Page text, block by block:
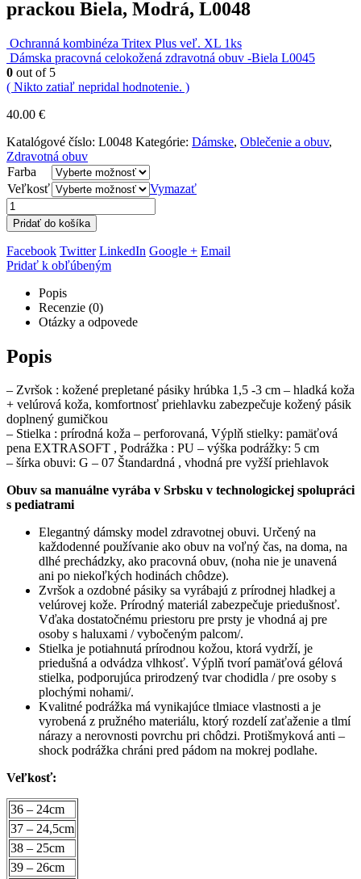
prackou Biela, Modrá, L0048
Ochranná kombinéza Tritex Plus veľ. XL 1ks
Dámska pracovná celokožená zdravotná obuv -Biela L0045
0 out of 5
( Nikto zatiaľ nepridal hodnotenie. )
40.00 €
Katalógové číslo: L0048 Kategórie: Dámske, Oblečenie a obuv,
Zdravotná obuv
Farba
Veľkosť
Vymazať
Pridať do košíka
Facebook Twitter LinkedIn Google + Email
Pridať k obľúbeným
Popis
Recenzie (0)
Otázky a odpovede
Popis
– Zvršok : kožené prepletané pásiky hrúbka 1,5 -3 cm – hladká koža
+ velúrová koža, komfortnosť priehlavku zabezpečuje kožený pásik
doplnený gumičkou
– Stielka : prírodná koža – perforovaná, Výplň stielky: pamäťová
pena EXTRASOFT , Podrážka : PU – výška podrážky: 5 cm
– šírka obuvi: G – 07 Štandardná , vhodná pre vyžší priehlavok
Obuv sa manuálne vyrába v Srbsku v technologickej spolupráci
s pediatrami
Elegantný dámsky model zdravotnej obuvi. Určený na
každodenné používanie ako obuv na voľný čas, na doma, na
dlhé prechádzky, ako pracovná obuv, (noha nie je unavená
ani po niekoľkých hodinách chôdze).
Zvršok a ozdobné pásiky sa vyrábajú z prírodnej hladkej a
velúrovej kože. Prírodný materiál zabezpečuje priedušnosť.
Vďaka dostatočnému priestoru pre prsty je vhodná aj pre
osoby s haluxami / vybočeným palcom/.
Stielka je potiahnutá prírodnou kožou, ktorá vydrží, je
priedušná a odvádza vlhkosť. Výplň tvorí pamäťová gélová
stielka, podporujúca prirodzený tvar chodidla / pre osoby s
plochými nohami/.
Kvalitné podrážka má vynikajúce tlmiace vlastnosti a je
vyrobená z pružného materiálu, ktorý rozdelí zaťaženie a tlmí
nárazy a nerovnosti povrchu pri chôdzi. Protišmyková anti –
shock podrážka chráni pred pádom na mokrej podlahe.
Veľkosť:
36 – 24cm
37 – 24,5cm
38 – 25cm
39 – 26cm